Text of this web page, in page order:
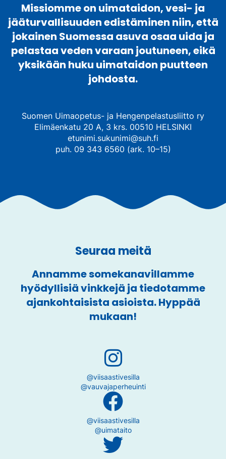
Missiomme on uimataidon, vesi- ja
jääturvallisuuden edistäminen niin, että
jokainen Suomessa asuva osaa uida ja
pelastaa veden varaan joutuneen, eikä
yksikään huku uimataidon puutteen
johdosta.
Suomen Uimaopetus- ja Hengenpelastusliitto ry
Elimäenkatu 20 A, 3 krs. 00510 HELSINKI
etunimi.sukunimi@suh.fi
puh. 09 343 6560 (ark. 10–15)
Seuraa meitä
Annamme somekanavillamme
hyödyllisiä vinkkejä ja tiedotamme
ajankohtaisista asioista. Hyppää
mukaan!
@viisaastivesilla
@vauvajaperheuinti
@viisaastivesilla
@uimataito